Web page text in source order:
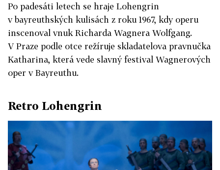
Po padesáti letech se hraje Lohengrin
v bayreuthských kulisách z roku 1967, kdy operu
inscenoval vnuk Richarda Wagnera Wolfgang.
V Praze podle otce režíruje skladatelova pravnučka
Katharina, která vede slavný festival Wagnerových
oper v Bayreuthu.
Retro Lohengrin